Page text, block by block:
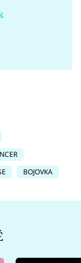
BOJOVKA